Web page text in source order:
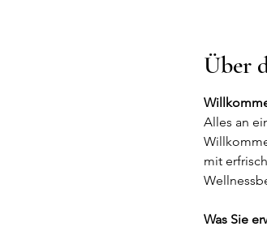
Über
Alles an
mit
Was Sie